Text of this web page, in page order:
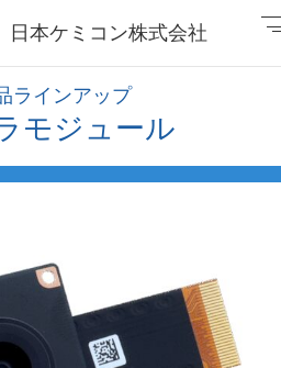
日本ケミコン株式会社
ラインアップ
モジュール